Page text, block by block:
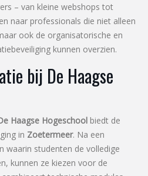
– van kleine webshops tot
naar professionals die niet alleen
ook de organisatorische en
kunnen overzien.
bij De Haagse
Haagse Hogeschool biedt de
in Zoetermeer. Na een
waarin studenten de volledige
kunnen ze kiezen voor de